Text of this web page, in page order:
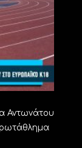
Αντωνάτου